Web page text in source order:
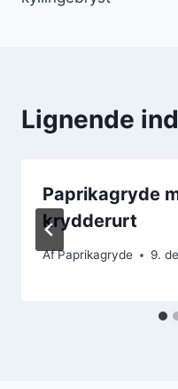
Lignende
Paprikagryde
krydderurt
AfPaprikagryde 9.